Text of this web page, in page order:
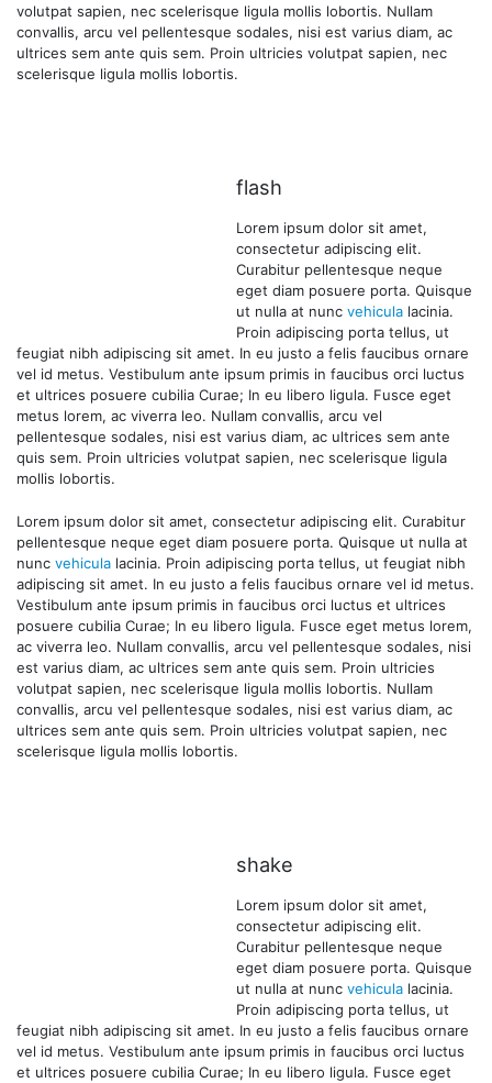
volutpat sapien, nec scelerisque ligula mollis lobortis. Nullam
convallis, arcu vel pellentesque sodales, nisi est varius diam, ac
ultrices sem ante quis sem. Proin ultricies volutpat sapien, nec
scelerisque ligula mollis lobortis.
flash
Lorem ipsum dolor sit amet,
consectetur adipiscing elit.
Curabitur pellentesque neque
eget diam posuere porta. Quisque
ut nulla at nunc vehicula lacinia.
Proin adipiscing porta tellus, ut
feugiat nibh adipiscing sit amet. In eu justo a felis faucibus ornare
vel id metus. Vestibulum ante ipsum primis in faucibus orci luctus
et ultrices posuere cubilia Curae; In eu libero ligula. Fusce eget
metus lorem, ac viverra leo. Nullam convallis, arcu vel
pellentesque sodales, nisi est varius diam, ac ultrices sem ante
quis sem. Proin ultricies volutpat sapien, nec scelerisque ligula
mollis lobortis.
Lorem ipsum dolor sit amet, consectetur adipiscing elit. Curabitur
pellentesque neque eget diam posuere porta. Quisque ut nulla at
nunc vehicula lacinia. Proin adipiscing porta tellus, ut feugiat nibh
adipiscing sit amet. In eu justo a felis faucibus ornare vel id metus.
Vestibulum ante ipsum primis in faucibus orci luctus et ultrices
posuere cubilia Curae; In eu libero ligula. Fusce eget metus lorem,
ac viverra leo. Nullam convallis, arcu vel pellentesque sodales, nisi
est varius diam, ac ultrices sem ante quis sem. Proin ultricies
volutpat sapien, nec scelerisque ligula mollis lobortis. Nullam
convallis, arcu vel pellentesque sodales, nisi est varius diam, ac
ultrices sem ante quis sem. Proin ultricies volutpat sapien, nec
scelerisque ligula mollis lobortis.
shake
Lorem ipsum dolor sit amet,
consectetur adipiscing elit.
Curabitur pellentesque neque
eget diam posuere porta. Quisque
ut nulla at nunc vehicula lacinia.
Proin adipiscing porta tellus, ut
feugiat nibh adipiscing sit amet. In eu justo a felis faucibus ornare
vel id metus. Vestibulum ante ipsum primis in faucibus orci luctus
et ultrices posuere cubilia Curae; In eu libero ligula. Fusce eget